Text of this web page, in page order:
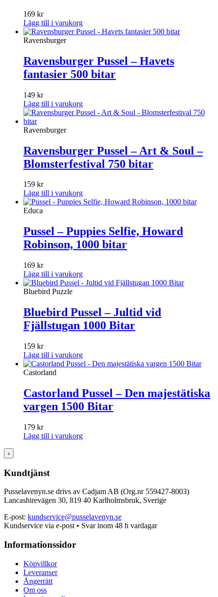
169 kr
Lägg till i varukorg
Ravensburger
Ravensburger Pussel – Havets
fantasier 500 bitar
149 kr
Lägg till i varukorg
Ravensburger
Ravensburger Pussel – Art & Soul –
Blomsterfestival 750 bitar
159 kr
Lägg till i varukorg
Educa
Pussel – Puppies Selfie, Howard
Robinson, 1000 bitar
169 kr
Lägg till i varukorg
Bluebird Puzzle
Bluebird Pussel – Jultid vid
Fjällstugan 1000 Bitar
159 kr
Lägg till i varukorg
Castorland
Castorland Pussel – Den majestätiska
vargen 1500 Bitar
179 kr
Lägg till i varukorg
›
Kundtjänst
Pusselavenyn.se drivs av Cadjam AB (Org.nr 559427-8003)
Lancashirevägen 30, 819 40 Karlholmsbruk, Sverige
E-post: kundservice@pusselavenyn.se
Kundservice via e-post • Svar inom 48 h vardagar
Informationssidor
Köpvillkor
Leveranser
Ångerrätt
Om oss